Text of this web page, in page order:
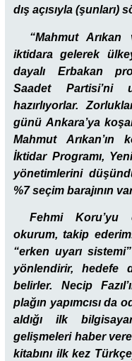
dış açısıyla (şunları)
“Mahmut
iktidara gelerek
dayalı Erbakan
Saadet
hazırlıyorlar.
günü Ankara’ya
Mahmut Arıkan’ın
İktidar Programı,
yönetimlerini
%7 seçim barajının
Fehmi Koru’yu
okurum, takip
“erken uyarı
yönlendirir, hedefe
belirler. Necip
plağın yapımcısı da
aldığı ilk
gelişmeleri haber
kitabını ilk kez